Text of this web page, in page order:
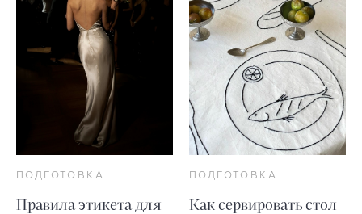
ПОДГОТОВКА
Правила этикета для
ПОДГОТОВКА
Как сервировать стол